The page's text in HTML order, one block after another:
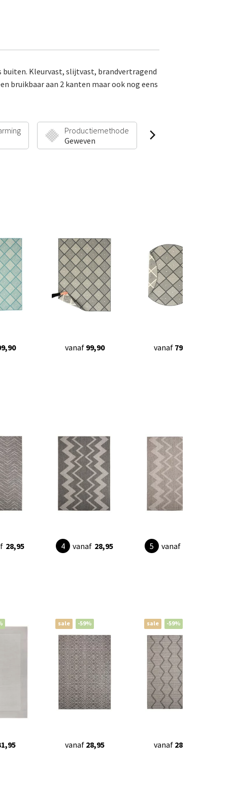
buiten. Kleurvast, slijtvast, brandvertragend
bruikbaar aan 2 kanten maar ook nog eens
Productiemethode
Geweven
vanaf 99,90 vanaf 79,90
28,95 vanaf 28,95 vanaf
sale -59%
vanaf 28,95
sale -59%
vanaf 28,95